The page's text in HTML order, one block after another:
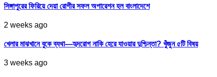
সিঙ্গাপুরের ফিরিয়ে দেয়া রোগীর সফল অপারেশন হল বাংলাদেশে
2 weeks ago
খেলার মাঝখানে বুকে ব্যথা—হৃদরোগ নাকি হেরে যাওয়ার দুশ্চিন্তা? খুঁজুন ৫টি বিষয়
3 weeks ago